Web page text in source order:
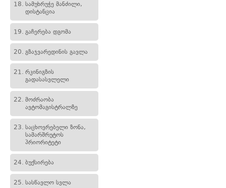
18. სამუხრუჭე მანძილი,
დისტანცია
19. გაჩერება დგომა
20. გზაჯვარედინის გავლა
21. რკინიგზის
გადასასვლელი
22. მოძრაობა
ავტომაგისტრალზე
23. საცხოვრებელი ზონა,
სამარშრუტოს
პრიორიტეტი
24. ბუქსირება
25. სასწავლო სვლა